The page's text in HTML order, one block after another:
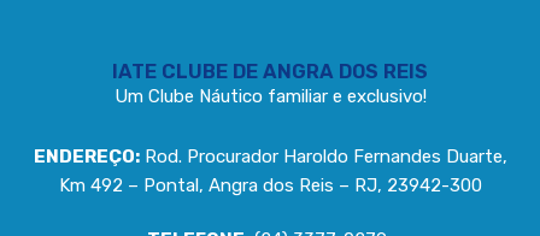
IATE CLUBE DE ANGRA DOS REIS
Um Clube Náutico familiar e exclusivo!
ENDEREÇO:Rod. Procurador Haroldo Fernandes Duarte,
Km 492 – Pontal, Angra dos Reis – RJ, 23942-300